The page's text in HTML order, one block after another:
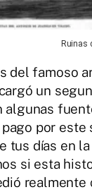
Ruinas
del famoso
un
algunas
por este
tus días en
si esta
realmente